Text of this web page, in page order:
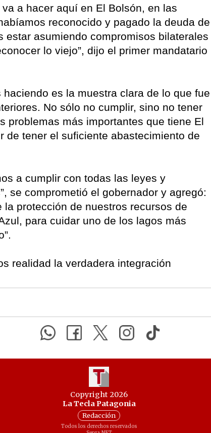
a hacer aquí en El Bolsón, en las
reconocido y pagado la deuda de
estar asumiendo compromisos bilaterales
lo viejo”, dijo el primer mandatario
es la muestra clara de lo que fue
No sólo no cumplir, sino no tener
problemas más importantes que tiene El
de tener el suficiente abastecimiento de
a cumplir con todas las leyes y
se comprometió el gobernador y agregó:
protección de nuestros recursos de
para cuidar uno de los lagos más
realidad la verdadera integración
Copyright 2026
La Tecla Patagonia
Redacción
Todos los derechos reservados